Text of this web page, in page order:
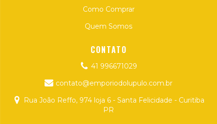
Como Comprar
Quem Somos
CONTATO
41 996671029
contato@emporiodolupulo.com.br
Rua João Reffo, 974 loja 6 - Santa Felicidade - Curitiba
PR